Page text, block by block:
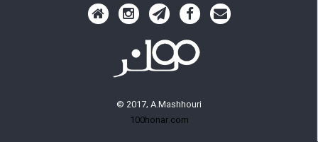
© 2017, A.Mashhouri
100honar.com